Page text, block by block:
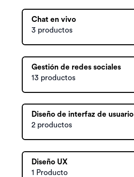
Chat en vivo
3 productos
Gestión de redes sociales
13 productos
Diseño de interfaz de usuario
2 productos
Diseño UX
1 Producto